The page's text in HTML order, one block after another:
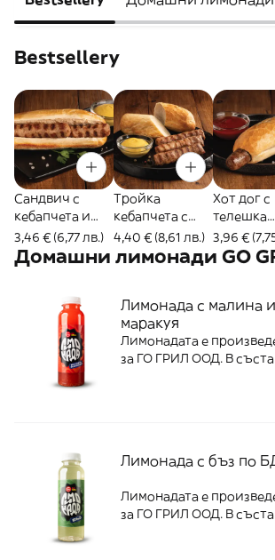
Bestsellery
Сандвич с
кебапчета и
сос
3,46 € (6,77 лв.)
Тройка
кебапчета с
хлебче и сос
4,40 € (8,61 лв.)
Хот дог с
телешка
сос
3,96 €
Домашни лимонади GO
Лимонада с малина и
маракуя
Лимонадата е
за ГО ГРИЛ ООД. В
Лимонада с бъз по
Лимонадата е
за ГО ГРИЛ ООД. В